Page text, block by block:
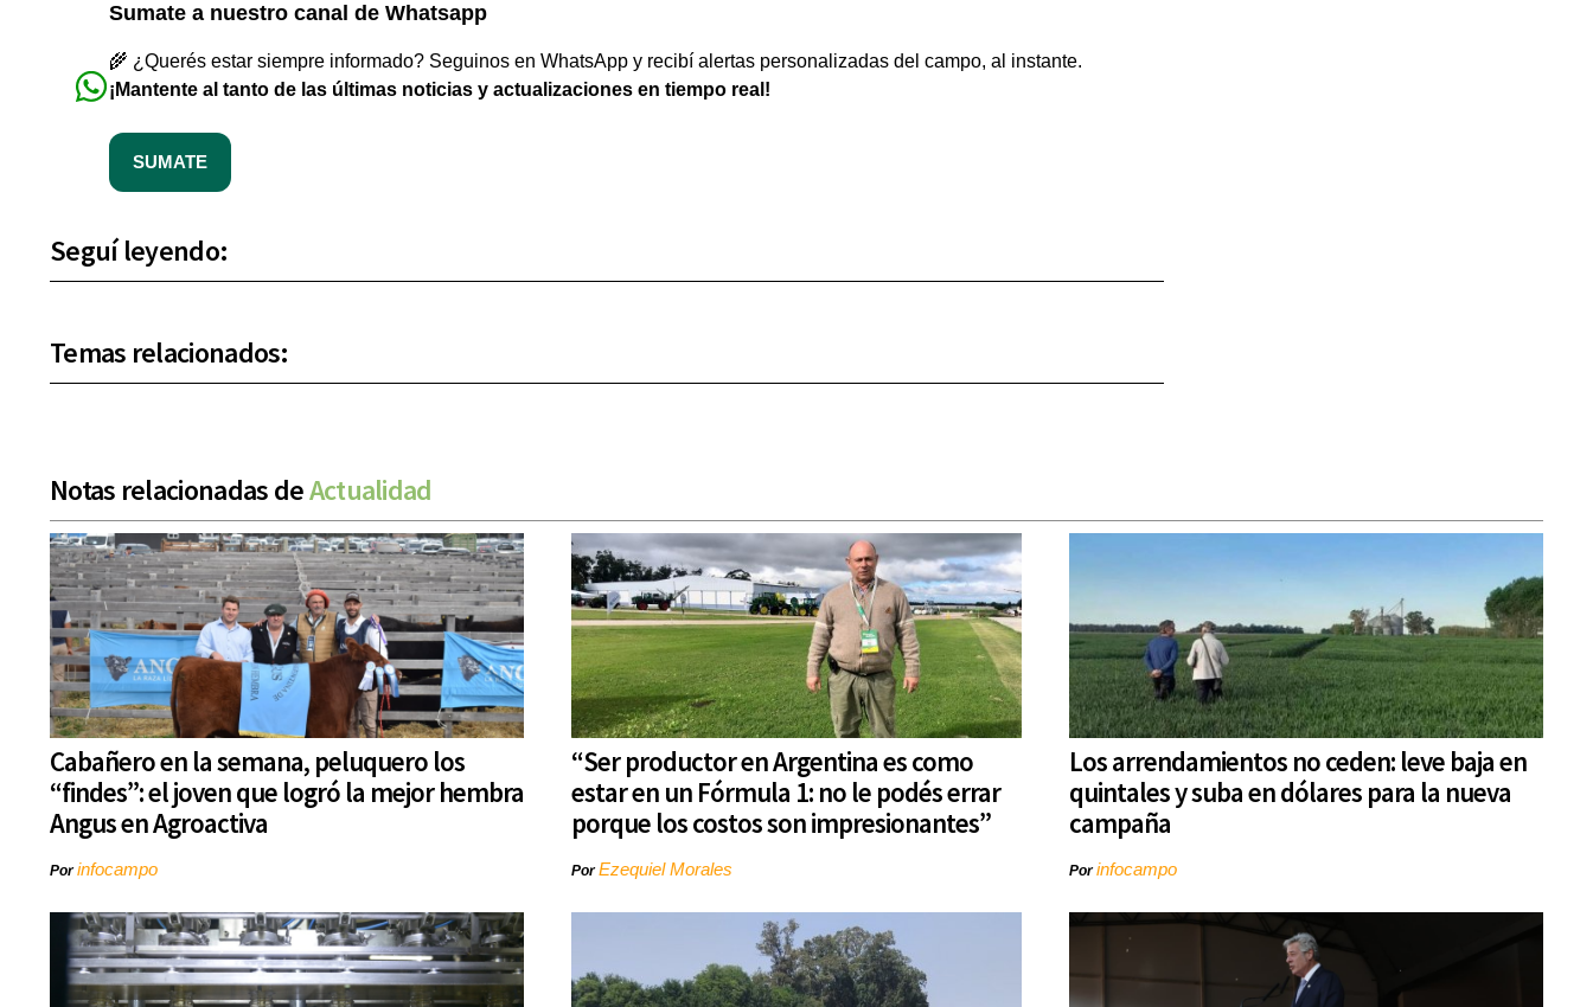
Sumate a nuestro canal de Whatsapp
🌾 ¿Querés estar siempre informado? Seguinos en WhatsApp y recibí alertas personalizadas del campo, al instante.
¡Mantente al tanto de las últimas noticias y actualizaciones en tiempo real!
SUMATE
Seguí leyendo:
Temas relacionados:
Notas relacionadas deActualidad
Cabañero en la semana, peluquero los
“findes”: el joven que logró la mejor hembra
Angus en Agroactiva
Porinfocampo
“Ser productor en Argentina es como
estar en un Fórmula 1: no le podés errar
porque los costos son impresionantes”
PorEzequiel Morales
Los arrendamientos no ceden: leve baja en
quintales y suba en dólares para la nueva
campaña
Porinfocampo